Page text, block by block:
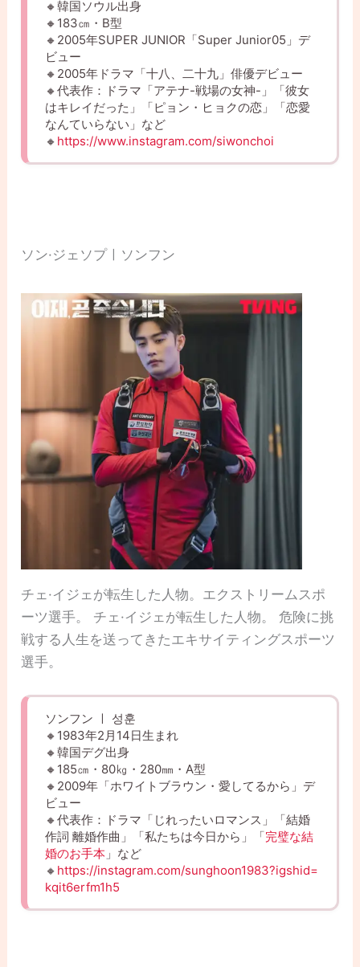
🔸韓国ソウル出身
🔸183㎝・B型
🔸2005年SUPER JUNIOR「Super Junior05」デ
ビュー
🔸2005年ドラマ「十八、二十九」俳優デビュー
🔸代表作：ドラマ「アテナ-戦場の女神-」「彼女
はキレイだった」「ピョン・ヒョクの恋」「恋愛
なんていらない」など
🔸 https://www.instagram.com/siwonchoi
ソン·ジェソプㅣソンフン
チェ·イジェが転生した人物。エクストリームスポ
ーツ選手。 チェ·イジェが転生した人物。 危険に挑
戦する人生を送ってきたエキサイティングスポーツ
選手。
ソンフン ㅣ 성훈
🔸1983年2月14日生まれ
🔸韓国デグ出身
🔸185㎝・80㎏・280㎜・A型
🔸2009年「ホワイトブラウン・愛してるから」デ
ビュー
🔸代表作：ドラマ「じれったいロマンス」「結婚
作詞 離婚作曲」「私たちは今日から」「完璧な結
婚のお手本 」など
🔸 https://instagram.com/sunghoon1983?igshid=
kqit6erfm1h5